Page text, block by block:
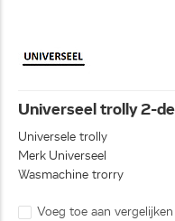
Universeel trolly 2-
Universele trolly
Merk Universeel
Wasmachine trorry
Voeg toe aan vergelijken